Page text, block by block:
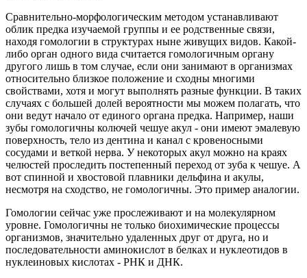
Сравнительно-морфологическим методом устанавливают
облик предка изучаемой группы и ее родственные связи,
находя гомологии в структурах ныне живущих видов. Какой-
либо орган одного вида считается гомологичным органу
другого лишь в том случае, если они занимают в организмах
относительно близкое положение и сходны многими
свойствами, хотя и могут выполнять разные функции. В таких
случаях с большей долей вероятности мы можем полагать, что
они ведут начало от единого органа предка. Например, наши
зубы гомологичны колючей чешуе акул - они имеют эмалевую
поверхность, тело из дентина и канал с кровеносными
сосудами и веткой нерва. У некоторых акул можно на краях
челюстей проследить постепенный переход от зуба к чешуе. А
вот спинной и хвостовой плавники дельфина и акулы,
несмотря на сходство, не гомологичны. Это пример аналогии.
Гомологии сейчас уже прослеживают и на молекулярном
уровне. Гомологичны не только биохимические процессы
организмов, значительно удаленных друг от друга, но и
последовательности аминокислот в белках и нуклеотидов в
нуклеиновых кислотах - РНК и ДНК.